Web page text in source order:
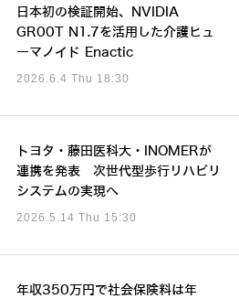
日本初の検証開始、NVIDIA
GR00T N1.7を活用した介護ヒュ
ーマノイド Enactic
2026.6.4 Thu 18:30
トヨタ・藤田医科大・INOMERが
連携を発表 次世代型歩行リハビリ
システムの実現へ
2026.5.14 Thu 15:30
年収350万円で社会保険料は年